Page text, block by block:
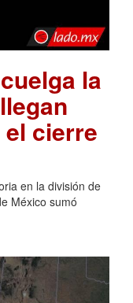
la
cierre
en la división de
México sumó